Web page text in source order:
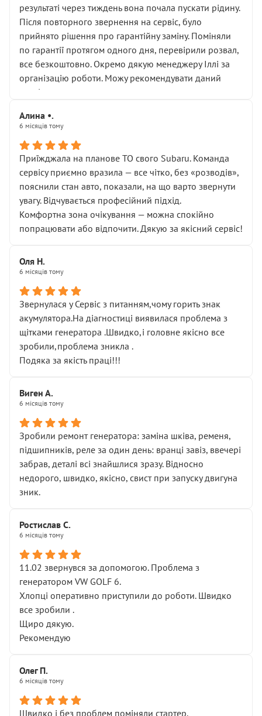
результаті через тиждень вона почала пускати рідину.
Після повторного звернення на сервіс, було
прийнято рішення про гарантійну заміну. Поміняли
по гарантії протягом одного дня, перевірили розвал,
все безкоштовно. Окремо дякую менеджеру Іллі за
організацію роботи. Можу рекомендувати даний
сервіс.
Алина •.
6 місяців тому
Приїжджала на планове ТО свого Subaru. Команда
сервісу приємно вразила — все чітко, без «розводів»,
пояснили стан авто, показали, на що варто звернути
увагу. Відчувається професійний підхід.
Комфортна зона очікування — можна спокійно
попрацювати або відпочити. Дякую за якісний сервіс!
Оля Н.
6 місяців тому
Звернулася у Сервіс з питанням,чому горить знак
акумулятора.На діагностиці виявилася проблема з
щітками генератора .Швидко,і головне якісно все
зробили,проблема зникла .
Подяка за якість праці!!!
Виген А.
6 місяців тому
Зробили ремонт генератора: заміна шківа, ременя,
підшипників, реле за один день: вранці завіз, ввечері
забрав, деталі всі знайшлися зразу. Відносно
недорого, швидко, якісно, свист при запуску двигуна
зник.
Ростислав С.
6 місяців тому
11.02 звернувся за допомогою. Проблема з
генератором VW GOLF 6.
Хлопці оперативно приступили до роботи. Швидко
все зробили .
Щиро дякую.
Рекомендую
Олег П.
6 місяців тому
Швидко і без проблем поміняли стартер.